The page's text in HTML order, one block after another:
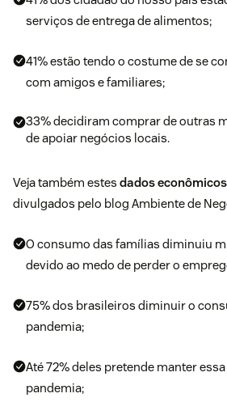
serviços de entrega de alimentos;
41% estão tendo o costume de se
com amigos e familiares;
33% decidiram comprar de outras
de apoiar negócios locais.
Veja também estes dados econômicos
divulgados pelo blog Ambiente de
O consumo das famílias diminuiu
devido ao medo de perder o
75% dos brasileiros diminuir o
pandemia;
Até 72% deles pretende manter
pandemia;